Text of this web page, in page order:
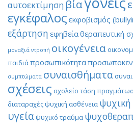
αυτοεκτίμηση βία
εγκέφαλος εκφοβισμός
εξάρτηση εφηβείαθεραπευτική
μοναξιά ντροπή οικογένεια
παιδιάπροσωπικότητα
συμπτώματα συναισθήματα
σχέσεις σχολείο τάση
διαταραχέςψυχική ασθένεια
υγείαψυχικό τραύμα